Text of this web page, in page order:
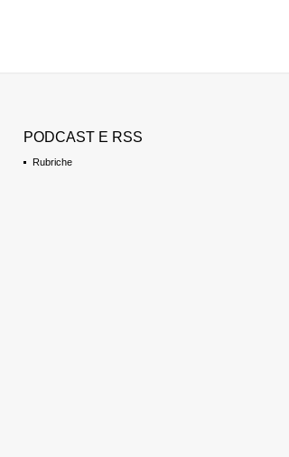
PODCAST E RSS
Rubriche